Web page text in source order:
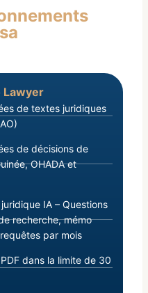
Lawyer
de textes juridiques
de décisions de
OHADA et
IA – Questions
recherche, mémo
par mois
dans la limite de 30